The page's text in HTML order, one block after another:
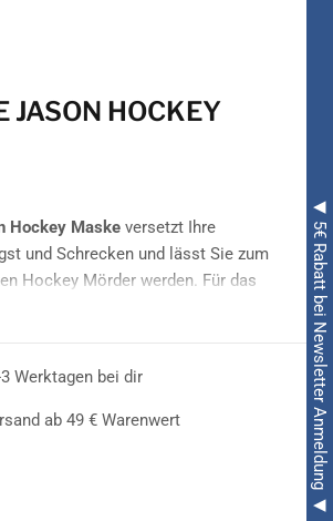
◀ 5€ Rabatt bei Newsletter Anmeldung ◀
JASON HOCKEY
Hockey Maske versetzt Ihre
und Schrecken und lässt Sie zum
Hockey Mörder werden. Für das
Sie gerne in unserem Webshop
rund umFreitag, der 13.
einen Herren, der dieSchwarze Jason
wie in den Filmen aus und
Outfit perfekt. Die Maske ist
Werktagen bei dir
ab 49 € Warenwert